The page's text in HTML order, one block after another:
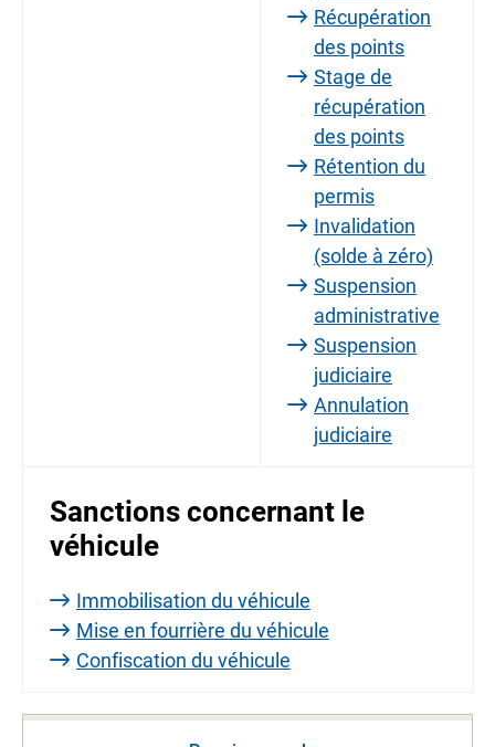
Récupération
des points
Stage de
récupération
des points
Rétention du
permis
Invalidation
(solde à zéro)
Suspension
administrative
Suspension
judiciaire
Annulation
judiciaire
Sanctions concernant le
véhicule
Immobilisation du véhicule
Mise en fourrière du véhicule
Confiscation du véhicule